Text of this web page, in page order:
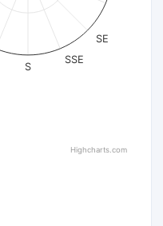
SE
SSE
S
Highcharts.com